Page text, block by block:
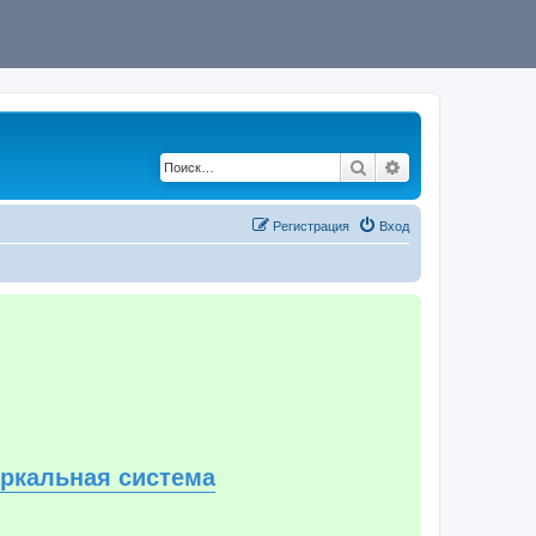
Поиск
Вход
Регистрация
система